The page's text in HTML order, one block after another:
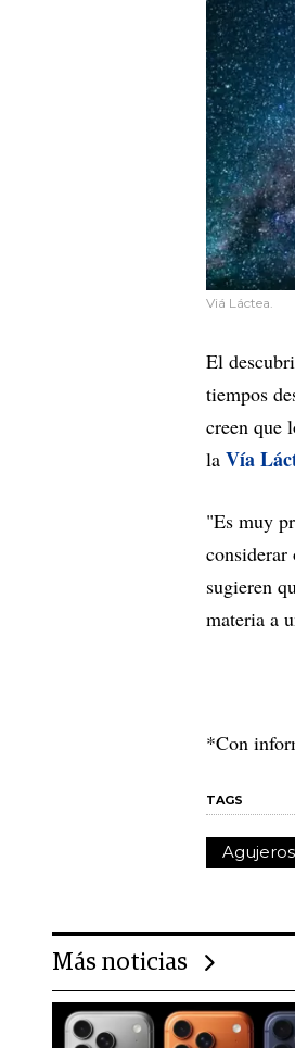
Viá Láctea.
El
tiempos
creen que
la Vía
"Es muy
sugieren
materia a
*Con
TAGS
Más noticias